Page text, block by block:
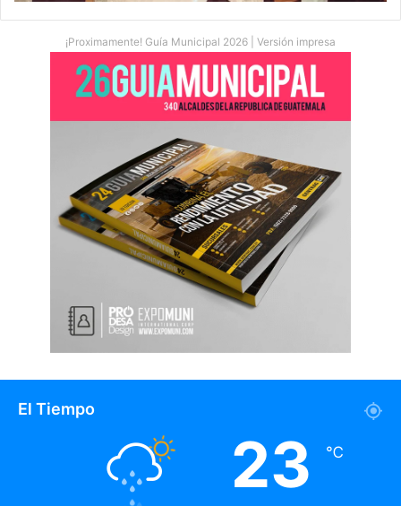
¡Proximamente! Guía Municipal 2026 | Versión impresa
El Tiempo
23 ℃